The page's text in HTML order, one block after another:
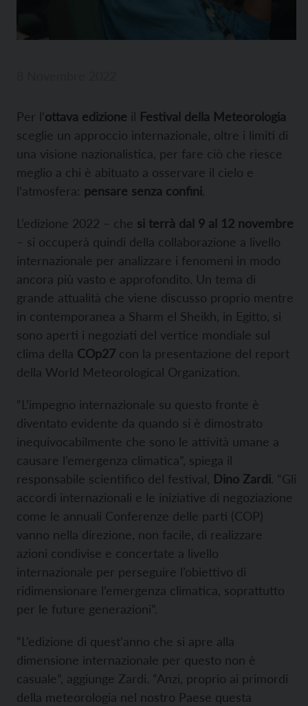
Per l’ottava edizione il Festival della Meteorologia
sceglie un approccio internazionale, oltre i limiti di
una visione nazionalistica, per fare ciò che riesce
meglio a chi è abituato a osservare il cielo e
l’atmosfera: pensare senza confini.
L’edizione 2022 – che si terrà dal 9 al 12 novembre
– si occuperà quindi della collaborazione a livello
internazionale per analizzare i fenomeni in modo
ancora più vasto e approfondito. Un tema di
grande attualità che viene discusso proprio mentre
in contemporanea a Sharm el Sheikh, in Egitto, si
sono aperti i negoziati del vertice mondiale sul
clima della COp27 con la presentazione del report
della World Meteorological Organization.
“L’impegno internazionale su questo fronte è
diventato evidente da quando si è dimostrato
inequivocabilmente che sono le attività umane a
causare l’emergenza climatica”, spiega il
responsabile scientifico del festival, Dino Zardi. “Gli
accordi internazionali e le iniziative di negoziazione
come le annuali Conferenze delle parti (COP)
vanno nella direzione, non facile, di realizzare
azioni condivise e concertate a livello
internazionale per perseguire l’obiettivo di
ridimensionare l’emergenza climatica, soprattutto
per le future generazioni”.
“L’edizione di quest’anno che si apre alla
dimensione internazionale per questo non è
casuale”, aggiunge Zardi. “Anzi, proprio ai primordi
della meteorologia nel nostro Paese questa